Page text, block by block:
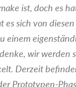
ist, doch es
sich von
einem
wir werden
Derzeit
Prototypen-